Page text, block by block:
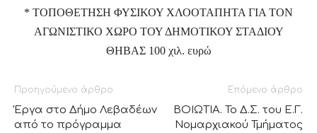
* ΤΟΠΟΘΕΤΗΣΗ ΦΥΣΙΚΟΥ ΧΛΟΟΤΑΠΗΤΑ ΓΙΑ ΤΟΝ
ΑΓΩΝΙΣΤΙΚΟ ΧΩΡΟ ΤΟΥ ΔΗΜΟΤΙΚΟΥ ΣΤΑΔΙΟΥ
ΘΗΒΑΣ 100 χιλ. ευρώ
Προηγούμενο άρθρο
Έργα στο Δήμο Λεβαδέων
από το πρόγραμμα
Επόμενο άρθρο
ΒΟΙΩΤΙΑ. Το Δ.Σ. του Ε.Γ.
Νομαρχιακού Τμήματος